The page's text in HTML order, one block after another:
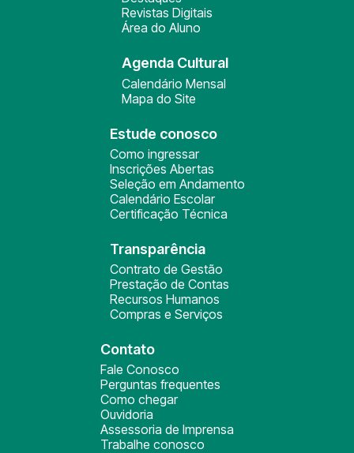
Revistas Digitais
Área do Aluno
Agenda Cultural
Calendário Mensal
Mapa do Site
Estude conosco
Como ingressar
Inscrições Abertas
Seleção em Andamento
Calendário Escolar
Certificação Técnica
Transparência
Contrato de Gestão
Prestação de Contas
Recursos Humanos
Compras e Serviços
Contato
Fale Conosco
Perguntas frequentes
Como chegar
Ouvidoria
Assessoria de Imprensa
Trabalhe conosco